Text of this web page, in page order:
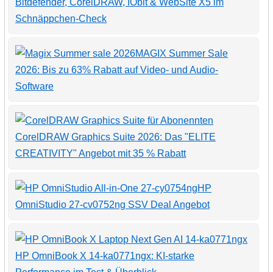
Bitdefender, CorelDRAW, IObit & WebSite X5 im
Schnäppchen-Check
MAGIX Summer Sale
2026: Bis zu 63% Rabatt auf Video- und Audio-
Software
CorelDRAW Graphics Suite 2026: Das "ELITE
CREATIVITY" Angebot mit 35 % Rabatt
HP
OmniStudio 27-cv0752ng SSV Deal Angebot
HP OmniBook X 14-ka0771ngx: KI-starke